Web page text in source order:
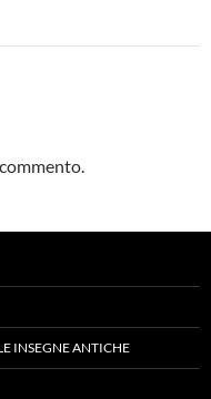
INSEGNE ANTICHE